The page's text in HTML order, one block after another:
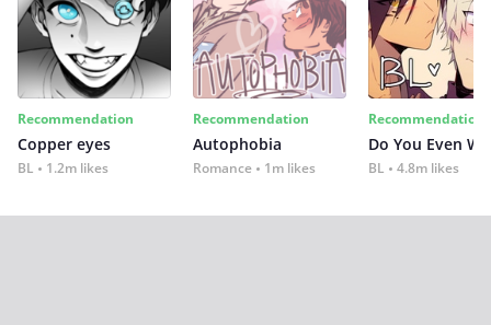
Recommendation
Copper eyes
BL 1.2m likes
Recommendation
Autophobia
Romance 1m likes
Recommendation
Do You Even
BL 4.8m likes